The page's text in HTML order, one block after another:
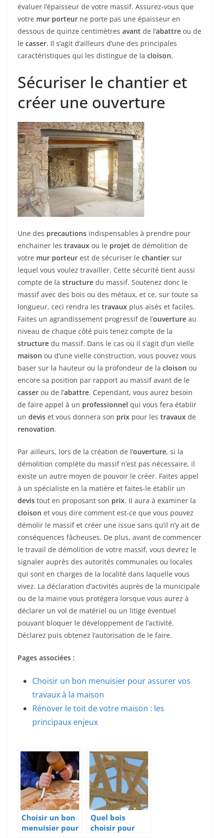
évaluer l’épaisseur de votre massif. Assurez-vous que
votre mur porteur ne porte pas une épaisseur en
dessous de quinze centimètres avant de l’abattre ou de
le casser. Il s’agit d’ailleurs d’une des principales
caractéristiques qui les distingue de la cloison.
Sécuriser le chantier et
créer une ouverture
Une des precautions indispensables à prendre pour
enchainer les travaux ou le projet de démolition de
votre mur porteur est de sécuriser le chantier sur
lequel vous voulez travailler. Cette sécurité tient aussi
compte de la structure du massif. Soutenez donc le
massif avec des bois ou des métaux, et ce, sur toute sa
longueur, ceci rendra les travaux plus aisés et faciles.
Faites un agrandissement progressif de l’ouverture au
niveau de chaque côté puis tenez compte de la
structure du massif. Dans le cas où il s’agit d’un vielle
maison ou d’une vielle construction, vous pouvez vous
baser sur la hauteur ou la profondeur de la cloison ou
encore sa position par rapport au massif avant de le
casser ou de l’abattre. Cependant, vous aurez besoin
de faire appel à un professionnel qui vous fera établir
un devis et vous donnera son prix pour les travaux de
renovation.
Par ailleurs, lors de la création de l’ouverture, si la
démolition complète du massif n’est pas nécessaire, il
existe un autre moyen de pouvoir le créer. Faites appel
à un spécialiste en la matière et faites-le établir un
devis tout en proposant son prix. Il aura à examiner la
cloison et vous dire comment est-ce que vous pouvez
démolir le massif et créer une issue sans qu’il n’y ait de
conséquences fâcheuses. De plus, avant de commencer
le travail de démolition de votre massif, vous devrez le
signaler auprès des autorités communales ou locales
qui sont en charges de la localité dans laquelle vous
vivez. La déclaration d’activités auprès de la municipale
ou de la mairie vous protégera lorsque vous aurez à
déclarer un vol de matériel ou un litige éventuel
pouvant bloquer le développement de l’activité.
Déclarez puis obtenez l’autorisation de le faire.
Pages associées :
Choisir un bon menuisier pour assurer vos
travaux à la maison
Rénover le toit de votre maison : les
principaux enjeux
Choisir un bon
menuisier pour
Quel bois
choisir pour